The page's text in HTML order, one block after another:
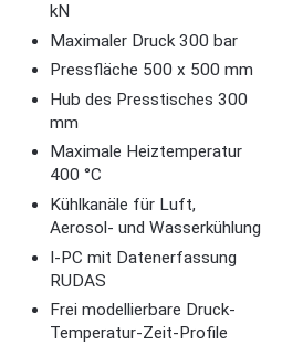
kN
Maximaler Druck 300 bar
Pressfläche 500 x 500 mm
Hub des Presstisches 300
mm
Maximale Heiztemperatur
400 °C
Kühlkanäle für Luft,
Aerosol- und Wasserkühlung
I-PC mit Datenerfassung
RUDAS
Frei modellierbare Druck-
Temperatur-Zeit-Profile